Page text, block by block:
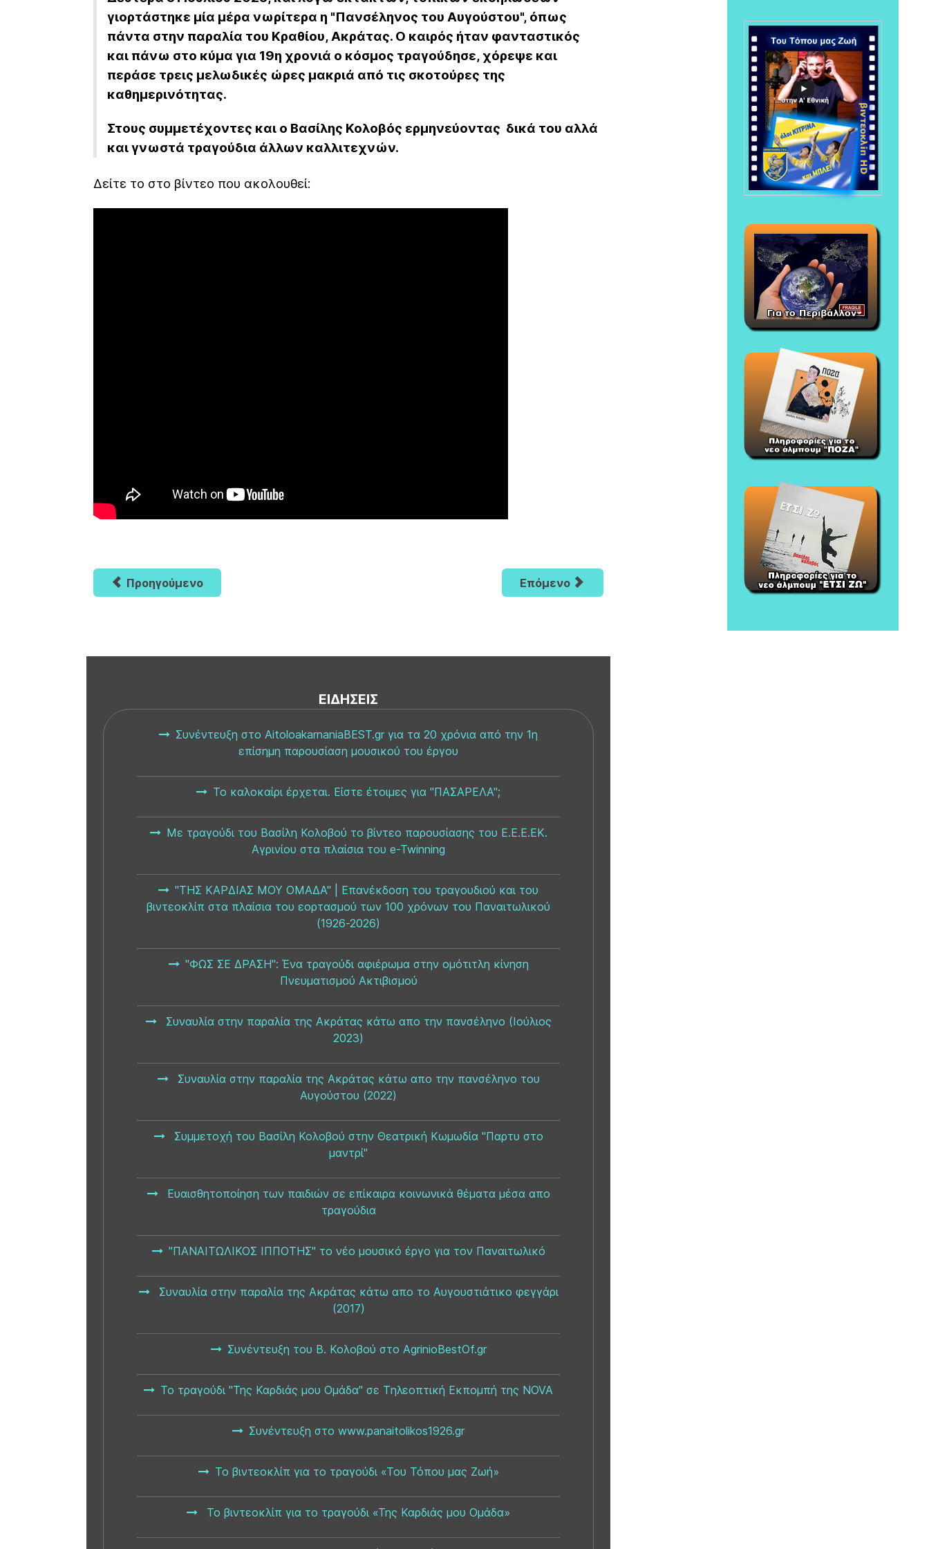
γιορτάστηκε μία μέρα νωρίτερα η "Πανσέληνος του Αυγούστου", όπως
πάντα στην παραλία του Κραθίου, Ακράτας. Ο καιρός ήταν φανταστικός
και πάνω στο κύμα για 19η χρονιά ο κόσμος τραγούδησε, χόρεψε και
περάσε τρεις μελωδικές ώρες μακριά από τις σκοτούρες της
καθημερινότητας.
Στους συμμετέχοντες και ο Βασίλης Κολοβός ερμηνεύοντας δικά του αλλά
και γνωστά τραγούδια άλλων καλλιτεχνών.
Δείτε το στο βίντεο που ακολουθεί:
Προηγούμενο Επόμενο
ΕΙΔΉΣΕΙΣ
Συνέντευξη στο AitoloakarnaniaBEST.gr για τα 20 χρόνια από την 1η
επίσημη παρουσίαση μουσικού του έργου
Το καλοκαίρι έρχεται. Είστε έτοιμες για "ΠΑΣΑΡΕΛΑ";
Με τραγούδι του Βασίλη Κολοβού το βίντεο παρουσίασης του Ε.Ε.Ε.ΕΚ.
Αγρινίου στα πλαίσια του e-Twinning
"ΤΗΣ ΚΑΡΔΙΑΣ ΜΟΥ ΟΜΑΔΑ" | Επανέκδοση του τραγουδιού και του
βιντεοκλίπ στα πλαίσια του εορτασμού των 100 χρόνων του Παναιτωλικού
(1926-2026)
"ΦΩΣ ΣΕ ΔΡΑΣΗ": Ένα τραγούδι αφιέρωμα στην ομότιτλη κίνηση
Πνευματισμού Ακτιβισμού
Συναυλία στην παραλία της Ακράτας κάτω απο την πανσέληνο (Ιούλιος
2023)
Συναυλία στην παραλία της Ακράτας κάτω απο την πανσέληνο του
Αυγούστου (2022)
Συμμετοχή του Βασίλη Κολοβού στην Θεατρική Κωμωδία "Παρτυ στο
μαντρί"
Ευαισθητοποίηση των παιδιών σε επίκαιρα κοινωνικά θέματα μέσα απο
τραγούδια
"ΠΑΝΑΙΤΩΛΙΚΟΣ ΙΠΠΟΤΗΣ" το νέο μουσικό έργο για τον Παναιτωλικό
Συναυλία στην παραλία της Ακράτας κάτω απο το Αυγουστιάτικο φεγγάρι
(2017)
Συνέντευξη του Β. Κολοβού στο AgrinioBestOf.gr
Το τραγούδι "Της Καρδιάς μου Ομάδα" σε Tηλεοπτική Eκπομπή της NOVA
Συνέντευξη στο www.panaitolikos1926.gr
Το βιντεοκλίπ για το τραγούδι «Του Τόπου μας Ζωή»
Το βιντεοκλίπ για το τραγούδι «Της Καρδιάς μου Ομάδα»